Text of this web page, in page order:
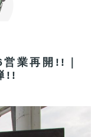
業再開!!｜
!!